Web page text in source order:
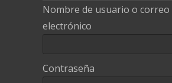
Nombre de usuario o correo
electrónico
Contraseña